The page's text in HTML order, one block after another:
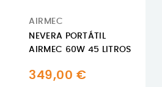
AIRMEC
NEVERA PORTÁTIL
AIRMEC 60W 45 LITROS
349,00 €